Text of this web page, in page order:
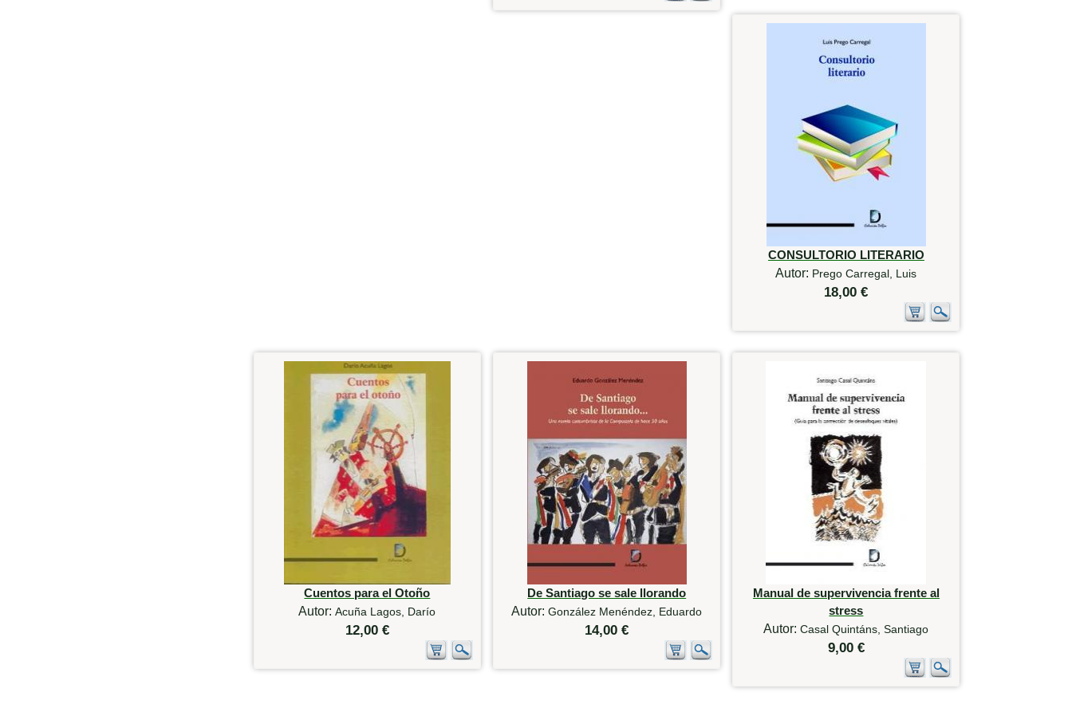
CONSULTORIO LITERARIO
Autor: Prego Carregal, Luis
18,00 €
Cuentos para el Otoño
Autor:Acuña Lagos, Darío
12,00 €
De Santiago se sale llorando
Autor:González Menéndez, Eduardo
14,00 €
Manual de supervivencia frente al
stress
Autor:Casal Quintáns, Santiago
9,00 €